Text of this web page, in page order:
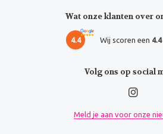
Wat onze klanten over
4.4 Wij scoren een 4.4
Volg ons op social
Meld je aan voor onze